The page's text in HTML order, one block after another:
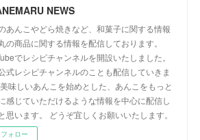
NEWS
あんこやどら焼きなど、和菓子に関する情報
の商品に関する情報を配信しております。
でレシピチャンネルを開設いたしました。
式レシピチャンネルのことも配信していきま
味しいあんこを始めとした、あんこをもっと
感じていただけるような情報を中心に配信し
思います。 どうぞ宜しくお願いいたします。
フォロー